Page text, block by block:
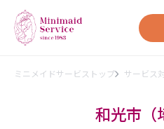
ミニメイドサービストップ サービス
和光市（